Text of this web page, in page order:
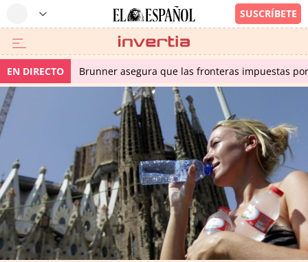
EN DIRECTO Brunner asegura que las fronteras impuestas